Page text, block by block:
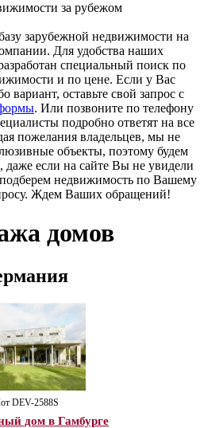
за рубежом
зарубежной недвижимости на
Для удобства наших
специальный поиск по
и по цене. Если у Вас
вариант, оставьте свой запрос с
. Или позвоните по телефону
подробно ответят на все
пожелания владельцев, мы не
объекты, поэтому будем
если на сайте Вы не увидели
недвижимость по Вашему
Ждем Ваших обращений!
домов
DEV-2588S
дом в Гамбурге